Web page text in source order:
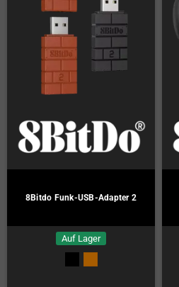
8Bitdo Funk-USB-Adapter 2
Auf Lager